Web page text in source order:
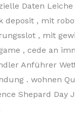
Daten
deposit , mit
, mit
, cede an
Anführer
. wohnen
Shepard Day